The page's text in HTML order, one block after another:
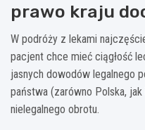
prawo kraju
W podróży z lekami
pacjent chce mieć ciągłość
jasnych dowodów legalnego
państwa (zarówno Polska,
nielegalnego obrotu.